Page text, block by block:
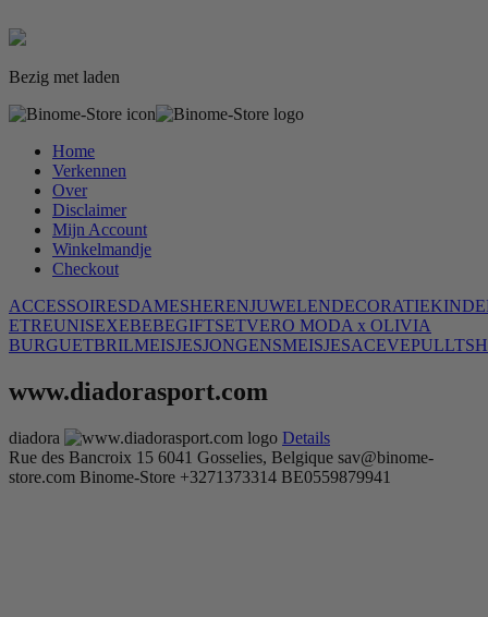
Bezig met laden
Home
Verkennen
Over
Disclaimer
Mijn Account
Winkelmandje
Checkout
ACCESSOIRESDAMESHERENJUWELENDECORATIE
ETREUNISEXEBEBEGIFTSETVERO MODA x OLIVIA
BURGUETBRILMEISJESJONGENSMEISJESACEVEPULLT
www.diadorasport.com
diadora
Details
Rue des Bancroix 15 6041 Gosselies, Belgique sav@binome-
store.com Binome-Store +3271373314 BE0559879941